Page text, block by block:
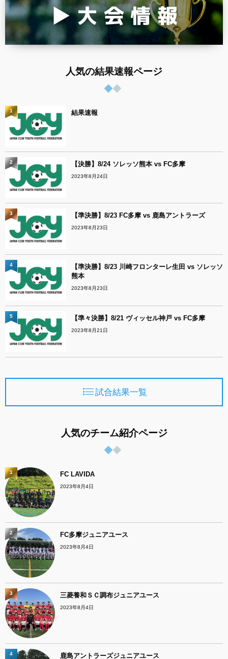
人気の結果速報ページ
結果速報
1
【決勝】8/24 ソレッソ熊本 vs FC多摩
2023年8月24日
2
【準決勝】8/23 FC多摩 vs 鹿島アントラーズ
2023年8月23日
3
【準決勝】8/23 川崎フロンターレ生田 vs ソレッソ
熊本
2023年8月23日
4
【準々決勝】8/21 ヴィッセル神戸 vs FC多摩
2023年8月21日
5
試合結果一覧
人気のチーム紹介ページ
FC LAVIDA
2023年8月4日
1
FC多摩ジュニアユース
2023年8月4日
2
三菱養和ＳＣ調布ジュニアユース
2023年8月4日
3
鹿島アントラーズジュニアユース
4